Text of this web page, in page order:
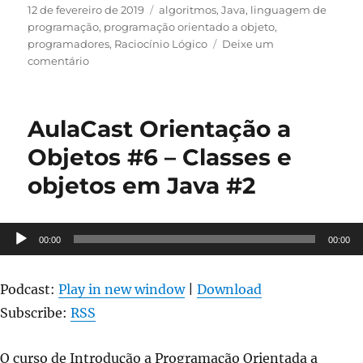
Publicado
em
12 de fevereiro de 2019 Categorias
algoritmos,Java, linguagem de
programação, programação orientado a objeto,
programadores, Raciocínio Lógico
Deixe um
comentárioem
ORIENTADA
OBJETOS
2019-
1
AulaCast Orientação a
Objetos #6 – Classes e
objetos em Java #2
Tocador
de
00:00 00:00
Podcast: Play in new window| Download
Subscribe: RSS
O curso de Introdução a Programação Orientada a